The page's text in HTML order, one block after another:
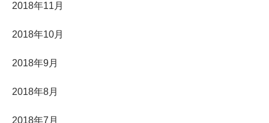
2018年11月
2018年10月
2018年9月
2018年8月
2018年7月